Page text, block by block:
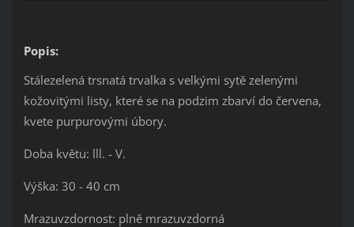
Popis:
Stálezelená trsnatá trvalka s velkými sytě zelenými
kožovitými listy, které se na podzim zbarví do červena,
kvete purpurovými úbory.
Doba květu: lll. - V.
Výška: 30 - 40 cm
Mrazuvzdornost: plně mrazuvzdorná